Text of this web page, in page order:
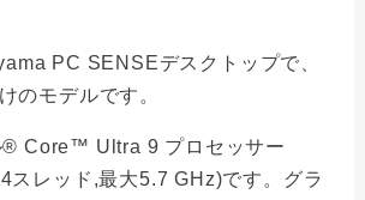
PC SENSEデスクトップで、
のモデルです。
® Core™ Ultra 9 プロセッサー
スレッド,最大5.7 GHz)です。グラ